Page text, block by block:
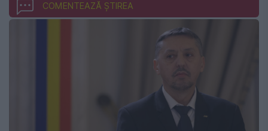
COMENTEAZĂ ȘTIREA